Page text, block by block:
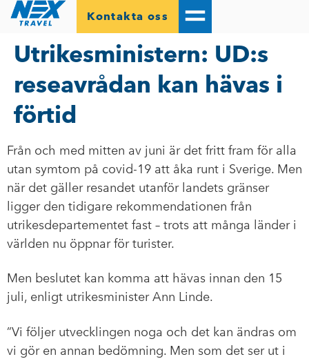
Kontakta oss
Utrikesministern: UD:s
reseavrådan kan hävas i
förtid
Från och med mitten av juni är det fritt fram för alla
utan symtom på covid-19 att åka runt i Sverige. Men
när det gäller resandet utanför landets gränser
ligger den tidigare rekommendationen från
utrikesdepartementet fast – trots att många länder i
världen nu öppnar för turister.
Men beslutet kan komma att hävas innan den 15
juli, enligt utrikesminister Ann Linde.
”Vi följer utvecklingen noga och det kan ändras om
vi gör en annan bedömning. Men som det ser ut i